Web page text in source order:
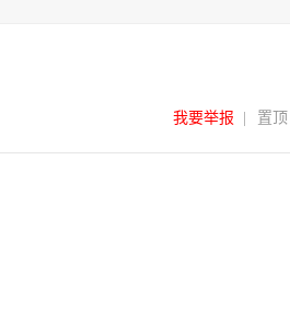
置顶
我要举报